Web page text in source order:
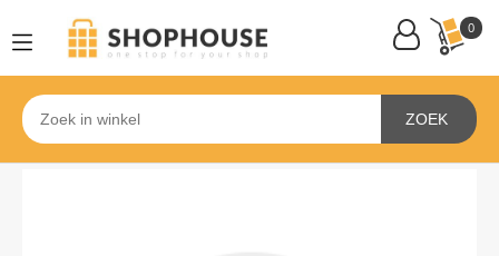
0
ZOEK